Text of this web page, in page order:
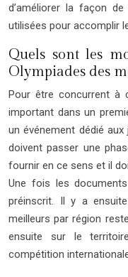
d’améliorer la façon
utilisées pour accomplir
Quels sont les
Olympiades des
Pour être concurrent à
important dans un
un événement dédié
doivent passer une
fournir en ce sens et il
Une fois les
préinscrit. Il y a
meilleurs par région
ensuite sur le
compétition